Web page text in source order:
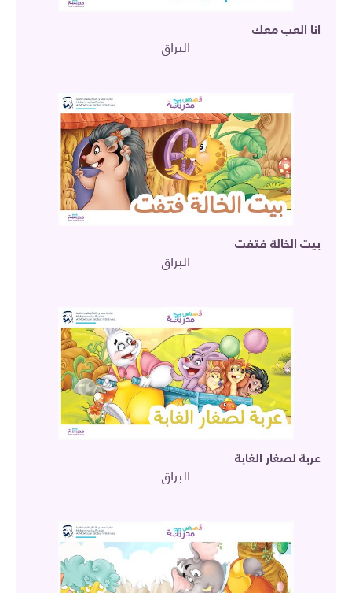
انا العب معك
البراق
بيت الخالة فتفت
البراق
عربة لصغار الغابة
البراق